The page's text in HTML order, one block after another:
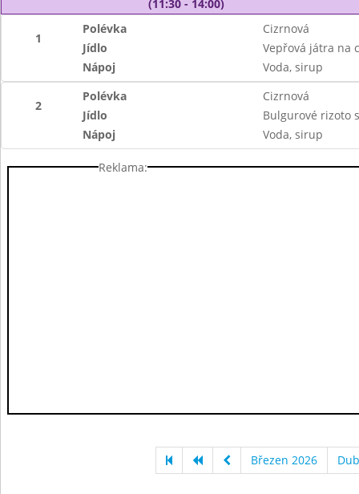
(11:30 - 14:00)
1
Polévka
Cizrnová
Jídlo
Vepřová játra na
Nápoj
Voda, sirup
2
Polévka
Cizrnová
Jídlo
Bulgurové rizoto
Nápoj
Voda, sirup
Reklama:
Březen 2026